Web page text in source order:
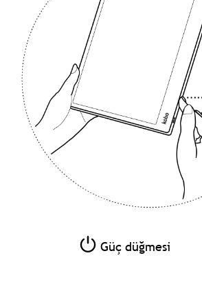
Güç düğmesi